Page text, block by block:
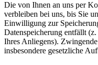
Die von Ihnen an uns per
verbleiben bei uns, bis Sie
Einwilligung zur
Datenspeicherung entfällt
Ihres Anliegens).
insbesondere gesetzliche